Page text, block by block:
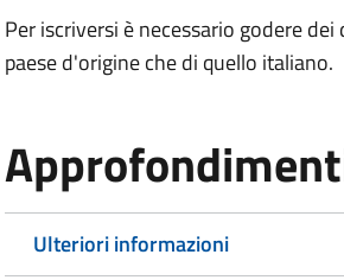
Per iscriversi è necessario godere
paese d'origine che di quello italiano.
Ulteriori informazioni